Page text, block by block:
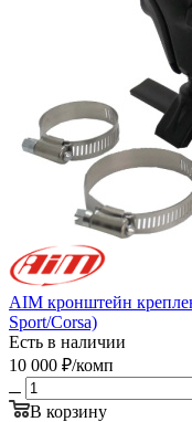
AIM кронштейн
Sport/Corsa)
Есть в наличии
10 000 ₽/комп
В корзину